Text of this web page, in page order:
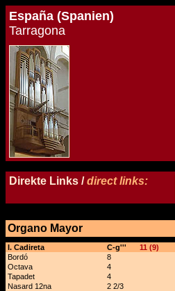
España (Spanien)
Tarragona
Direkte Links /direct links:
Organo Mayor
I. Cadireta C-g''' 11 (9)
Bordó
8
Octava
4
Tapadet
4
Nasard 12na
2 2/3